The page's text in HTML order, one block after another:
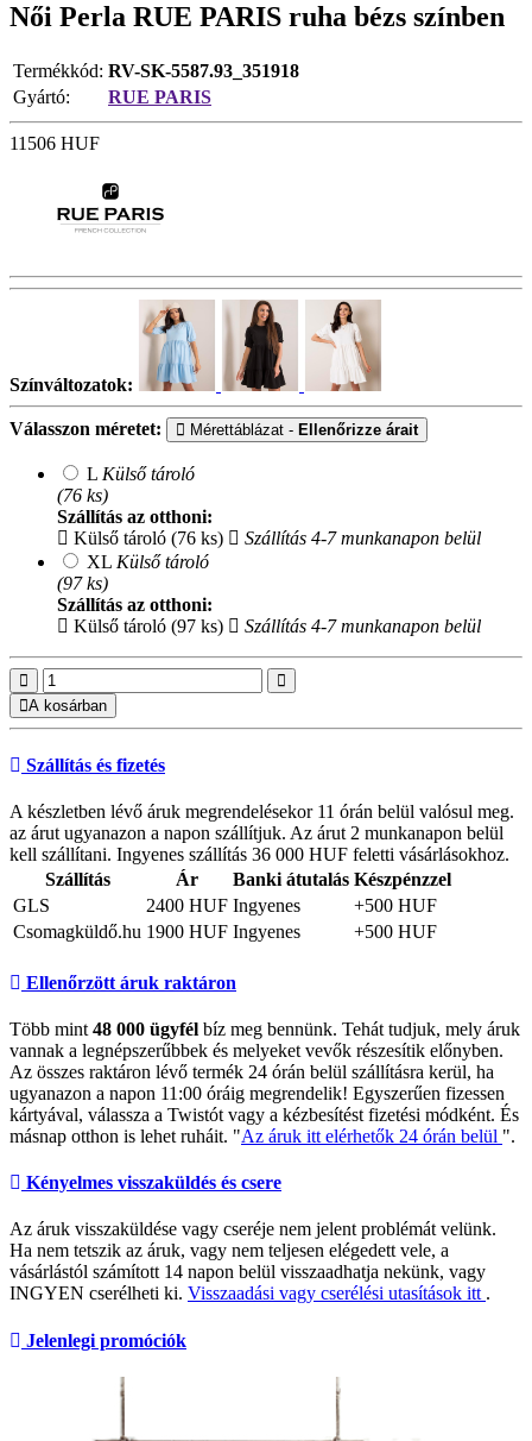
Női Perla RUE PARIS ruha bézs színben
Termékkód: RV-SK-5587.93_351918
Gyártó:
RUE PARIS
11506 HUF
Színváltozatok:
Válasszon méretet: Mérettáblázat - Ellenőrizze árait
L Külső tároló
(76 ks)
Szállítás az otthoni:
Külső tároló (76 ks)
Szállítás 4-7 munkanapon belül
XL Külső tároló
(97 ks)
Szállítás az otthoni:
Külső tároló (97 ks)
Szállítás 4-7 munkanapon belül
A kosárban
Szállítás és fizetés
A készletben lévő áruk megrendelésekor 11 órán belül valósul meg.
az árut ugyanazon a napon szállítjuk. Az árut 2 munkanapon belül
kell szállítani. Ingyenes szállítás 36 000 HUF feletti vásárlásokhoz.
Szállítás
Ár Banki átutalás Készpénzzel
GLS
2400 HUF Ingyenes
+500 HUF
Csomagküldő.hu 1900 HUF Ingyenes +500 HUF
Ellenőrzött áruk raktáron
Több mint 48 000 ügyfél bíz meg bennünk. Tehát tudjuk, mely áruk
vannak a legnépszerűbbek és melyeket vevők részesítik előnyben.
Az összes raktáron lévő termék 24 órán belül szállításra kerül, ha
ugyanazon a napon 11:00 óráig megrendelik! Egyszerűen fizessen
kártyával, válassza a Twistót vagy a kézbesítést fizetési módként. És
másnap otthon is lehet ruháit. "Az áruk itt elérhetők 24 órán belül ".
Kényelmes visszaküldés és csere
Az áruk visszaküldése vagy cseréje nem jelent problémát velünk.
Ha nem tetszik az áruk, vagy nem teljesen elégedett vele, a
vásárlástól számított 14 napon belül visszaadhatja nekünk, vagy
INGYEN cserélheti ki. Visszaadási vagy cserélési utasítások itt .
Jelenlegi promóciók